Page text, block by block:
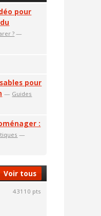
pour
?—
pour
— Guides
:
—
Voir tous
43110 pts